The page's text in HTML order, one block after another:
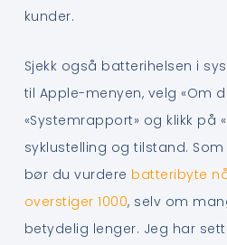
kunder.
Sjekk også batterihelsen i
til Apple-menyen, velg «Om
«Systemrapport» og klikk på
syklustelling og tilstand.
bør du vurdere batteribyte
overstiger 1000, selv om
betydelig lenger. Jeg har